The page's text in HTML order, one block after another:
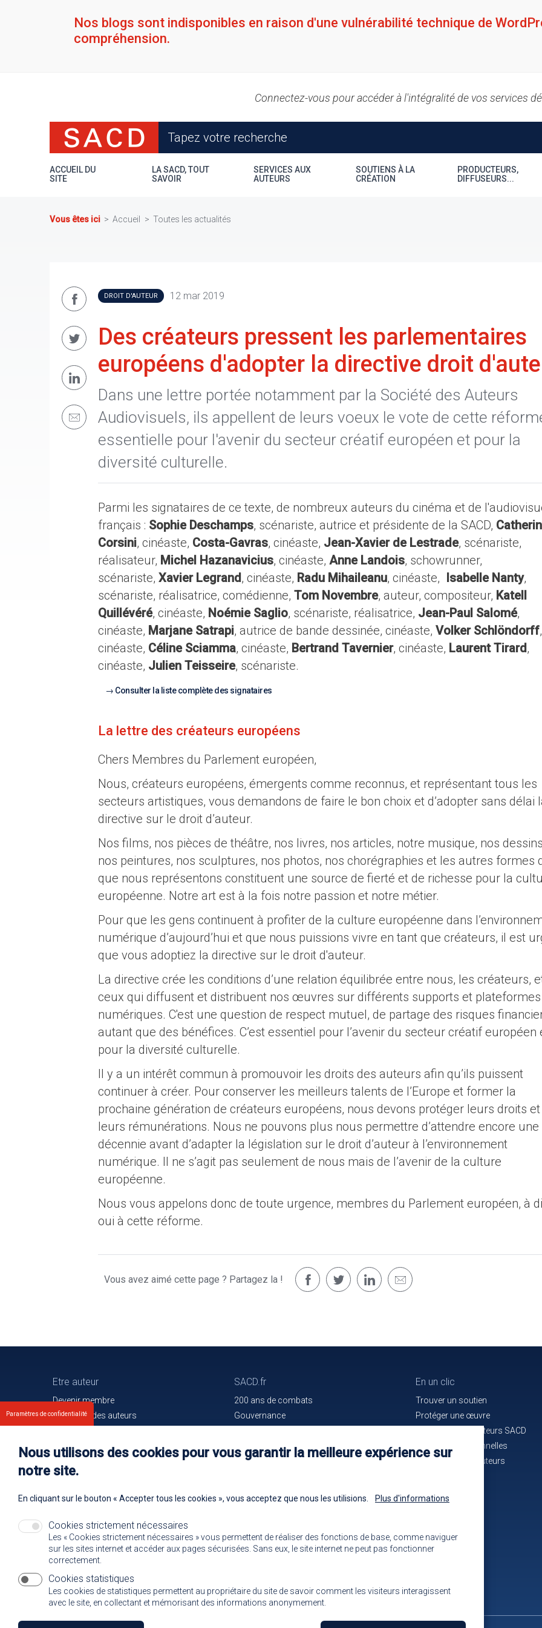
Nos blogs sont indisponibles en raison d'une vulnérabilité technique de
compréhension.
Connectez-vous pour accéder à l'intégralité de vos services
ACCUEIL DU
SITE
LA SACD, TOUT
SAVOIR
SERVICES AUX
AUTEURS
SOUTIENS À LA
CRÉATION
PRODUCTEURS,
DIFFUSEURS...
Vous êtes ici Accueil Toutes les actualités
DROIT D'AUTEUR 12 mar 2019
Des créateurs pressent les parlementaires
européens d'adopter la directive droit
Dans une lettre portée notamment par la Société des Auteurs
Audiovisuels, ils appellent de leurs voeux le vote de cette
essentielle pour l'avenir du secteur créatif européen et pour la
diversité culturelle.
Parmi les signataires de ce texte, de nombreux auteurs du cinéma et de
français : Sophie Deschamps, scénariste, autrice et présidente de la SACD,
Corsini, cinéaste, Costa-Gavras, cinéaste, Jean-Xavier de Lestrade, scénariste,
réalisateur, Michel Hazanavicius, cinéaste, Anne Landois, schowrunner,
scénariste, Xavier Legrand, cinéaste, Radu Mihaileanu, cinéaste, Isabelle Nanty,
scénariste, réalisatrice, comédienne, Tom Novembre, auteur, compositeur, Katell
Quillévéré, cinéaste, Noémie Saglio, scénariste, réalisatrice, Jean-Paul Salomé,
cinéaste, Marjane Satrapi, autrice de bande dessinée, cinéaste, Volker Schlöndorff,
cinéaste, Céline Sciamma, cinéaste, Bertrand Tavernier, cinéaste, Laurent Tirard,
cinéaste, Julien Teisseire, scénariste.
Consulter la liste complète des signataires
La lettre des créateurs européens
Chers Membres du Parlement européen,
Nous, créateurs européens, émergents comme reconnus, et représentant tous les
secteurs artistiques, vous demandons de faire le bon choix et d’adopter sans délai
directive sur le droit d’auteur.
Nos films, nos pièces de théâtre, nos livres, nos articles, notre musique, nos
nos peintures, nos sculptures, nos photos, nos chorégraphies et les autres formes
que nous représentons constituent une source de fierté et de richesse pour la
européenne. Notre art est à la fois notre passion et notre métier.
Pour que les gens continuent à profiter de la culture européenne dans
numérique d’aujourd’hui et que nous puissions vivre en tant que créateurs, il est
que vous adoptiez la directive sur le droit d'auteur.
La directive crée les conditions d’une relation équilibrée entre nous, les créateurs,
ceux qui diffusent et distribuent nos œuvres sur différents supports et plateformes
numériques. C'est une question de respect mutuel, de partage des risques
autant que des bénéfices. C’est essentiel pour l’avenir du secteur créatif européen
pour la diversité culturelle.
Il y a un intérêt commun à promouvoir les droits des auteurs afin qu’ils puissent
continuer à créer. Pour conserver les meilleurs talents de l’Europe et former la
prochaine génération de créateurs européens, nous devons protéger leurs droits et
leurs rémunérations. Nous ne pouvons plus nous permettre d’attendre encore une
décennie avant d’adapter la législation sur le droit d’auteur à l’environnement
numérique. Il ne s’agit pas seulement de nous mais de l’avenir de la culture
européenne.
Nous vous appelons donc de toute urgence, membres du Parlement européen, à
oui à cette réforme.
Vous avez aimé cette page ? Partagez la !
Etre auteur
Devenir membre
Les droits des auteurs
Nos membres
SACD.fr
200 ans de combats
Gouvernance
Communiqués de presse
Oeuvres en cours d'identification
En un clic
Trouver un soutien
Protéger une œuvre
La maison des auteurs SACD
Alertes professionnelles
La mutuelle des auteurs
Paramètres de confidentialité
Nous utilisons des cookies pour vous garantir la meilleure expérience sur
notre site.
En cliquant sur le bouton « Accepter tous les cookies », vous acceptez que nous les utilisions. Plus d'informations
Cookies strictement nécessaires
Les « Cookies strictement nécessaires » vous permettent de réaliser des fonctions de base, comme naviguer
sur les sites internet et accéder aux pages sécurisées. Sans eux, le site internet ne peut pas fonctionner
correctement.
Cookies statistiques
Les cookies de statistiques permettent au propriétaire du site de savoir comment les visiteurs interagissent
avec le site, en collectant et mémorisant des informations anonymement.